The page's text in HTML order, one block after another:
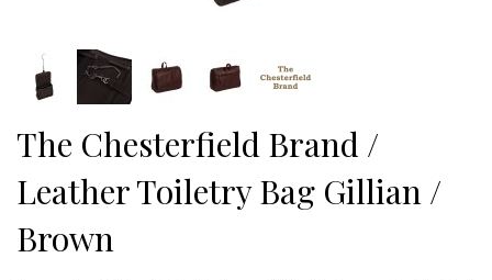
The Chesterfield Brand /
Leather Toiletry Bag Gillian /
Brown